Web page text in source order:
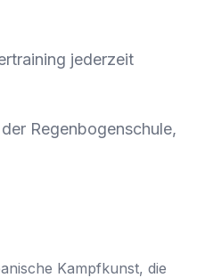
jederzeit
Regenbogenschule,
Kampfkunst, die